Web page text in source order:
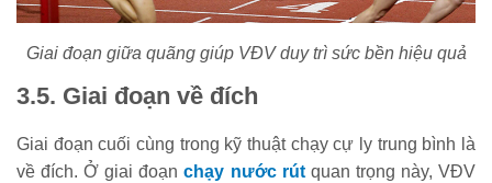
Giai đoạn giữa quãng giúp VĐV duy trì sức bền hiệu quả
3.5. Giai đoạn về đích
Giai đoạn cuối cùng trong kỹ thuật chạy cự ly trung bình là
về đích. Ở giai đoạnchạy nước rútquan trọng này, VĐV